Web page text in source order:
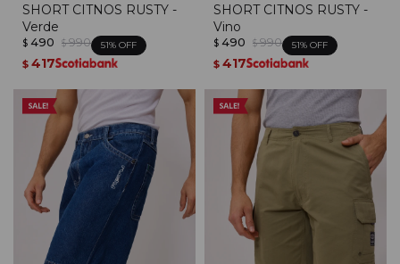
SHORT CITNOS RUSTY -
Verde
$ 490 $ 990 51
$ 417
SHORT CITNOS RUSTY -
Vino
$ 490 $ 990 51
$ 417